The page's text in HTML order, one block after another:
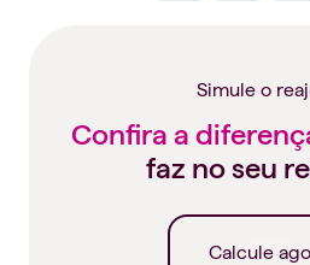
Simule o
Confira a
faz no seu
Calcule